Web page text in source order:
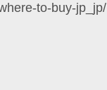
to-buy-jp_jp/